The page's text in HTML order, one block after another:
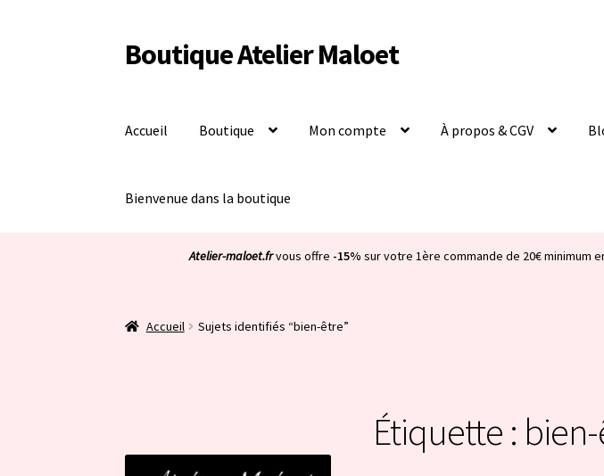
Aller
à
Aller
au
Boutique Atelier Maloet
Accueil Boutique Mon compte À propos & CGV
Bienvenue dans la boutique
Atelier-maloet.frvous offre -15% sur votre 1ère commande de 20€ minimum
Accueil Sujets identifiés “bien-être”
Étiquette :